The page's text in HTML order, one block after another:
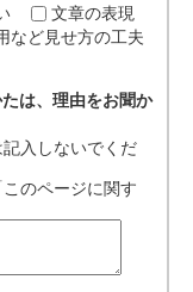
文章の表現
など見せ方の工夫
は、理由をお聞か
入しないでくだ
のページに関す